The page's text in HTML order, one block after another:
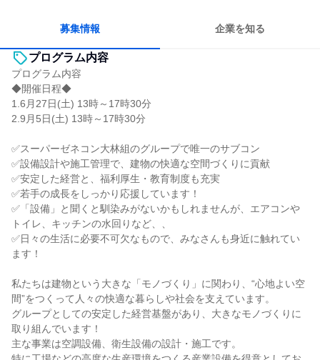
募集情報 企業を知る
プログラム内容
プログラム内容
◆開催日程◆
1.6月27日(土) 13時～17時30分
2.9月5日(土) 13時～17時30分
✅スーパーゼネコン大林組のグループで唯一のサブコン
✅設備設計や施工管理で、建物の快適な空間づくりに貢献
✅安定した経営と、福利厚生・教育制度も充実
✅若手の成長をしっかり応援しています！
✅「設備」と聞くと馴染みがないかもしれませんが、エアコンや
トイレ、キッチンの水回りなど、、
✅日々の生活に必要不可欠なもので、みなさんも身近に触れてい
ます！
私たちは建物という大きな「モノづくり」に関わり、“心地よい空
間”をつくって人々の快適な暮らしや社会を支えています。
グループとしての安定した経営基盤があり、大きなモノづくりに
取り組んでいます！
主な事業は空調設備、衛生設備の設計・施工です。